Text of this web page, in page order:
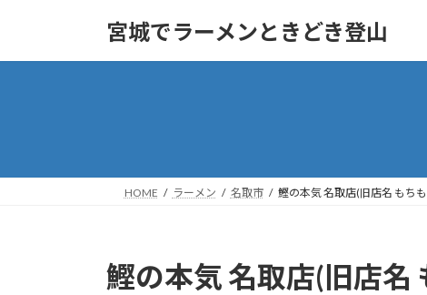
宮城でラーメンときどき登山
HOME ラーメン 名取市 鰹の本気 名取店(旧店名 もち
鰹の本気 名取店(旧店名